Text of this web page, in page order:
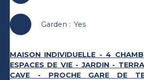
Garden : Yes
MAISON INDIVIDUELLE - 4
ESPACES DE VIE - JARDIN -
CAVE - PROCHE GARE DE